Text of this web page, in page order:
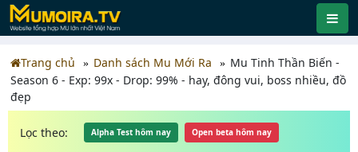
Trang chủ Danh sách Mu Mới Ra
Mu Tinh Thần Biến -
Season 6 - Exp: 99x - Drop: 99% - hay, đông vui, boss nhiều, đồ
đẹp
Lọc theo: Alpha Test hôm nay Open beta hôm nay